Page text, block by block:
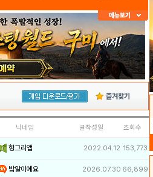
즐겨찾기
닉네임 글작성일 조회수
헝그리앱 2022.04.12 153,773
밥알이에요 2026.07.30 66,899